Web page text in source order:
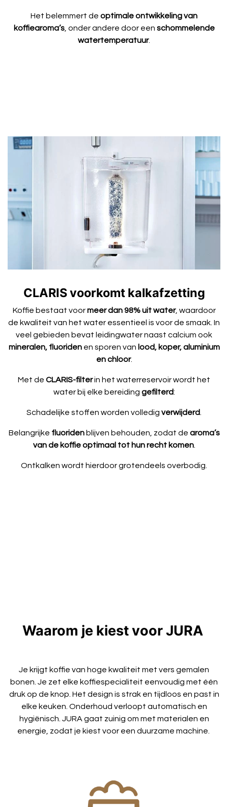
Het belemmert de optimale ontwikkeling van
koffiearoma’s, onder andere door een schommelende
watertemperatuur.
CLARIS voorkomt kalkafzetting
Koffie bestaat voormeer dan 98% uit water, waardoor
de kwaliteit van het water essentieel is voor de smaak. In
veel gebieden bevat leidingwater naast calcium ook
mineralen, fluoridenen sporen van lood, koper, aluminium
en chloor.
Met de CLARIS-filterin het waterreservoir wordt het
water bij elke bereiding gefilterd:
Schadelijke stoffen worden volledig verwijderd
Belangrijke fluoridenblijven behouden, zodat de aroma’s
van de koffie optimaal tot hun recht komen.
Ontkalken wordt hierdoor grotendeels overbodig.
Waarom je kiest voor JURA
Je krijgt koffie van hoge kwaliteit met vers gemalen
bonen. Je zet elke koffiespecialiteit eenvoudig met één
druk op de knop. Het design is strak en tijdloos en past in
elke keuken. Onderhoud verloopt automatisch en
hygiënisch. JURA gaat zuinig om met materialen en
energie, zodat je kiest voor een duurzame machine.